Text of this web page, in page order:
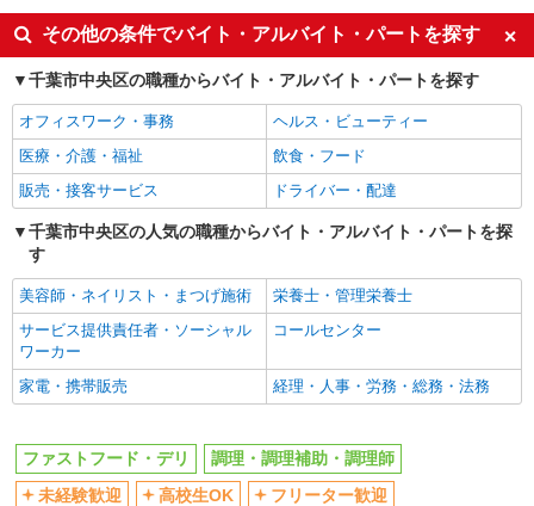
未経験歓迎
高校生OK
フリーター歓迎
ミドル（40代～）活躍中
エルダー（50代～）活躍中
シニア（60代～）活躍中
ボーナス・賞与あり
昇給あり
週1日勤務OK
週2～3日勤務OK
短時間勤務（1日4h以内）OK
上場企業・上場企業のグループ会
扶養内勤務OK
社会保険あり
まかない・食事補助
社員登用あり
同じ職種から求人を探す
飲食・フード
ファストフード・デリ
調理・調理補助・調理師
同じ特徴から求人を探す
その他の条件でバイト・アルバイト・パートを探す
千葉市中央区の職種からバイト・アルバイト・パートを探す
オフィスワーク・事務
ヘルス・ビューティー
医療・介護・福祉
飲食・フード
販売・接客サービス
ドライバー・配達
千葉市中央区の人気の職種からバイト・アルバイト・パートを探
す
美容師・ネイリスト・まつげ施術
栄養士・管理栄養士
サービス提供責任者・ソーシャル
ワーカー
コールセンター
家電・携帯販売 経理・人事・労務・総務・法務
ファストフード・デリ
調理・調理補助・調理師
未経験歓迎
高校生OK
フリーター歓迎